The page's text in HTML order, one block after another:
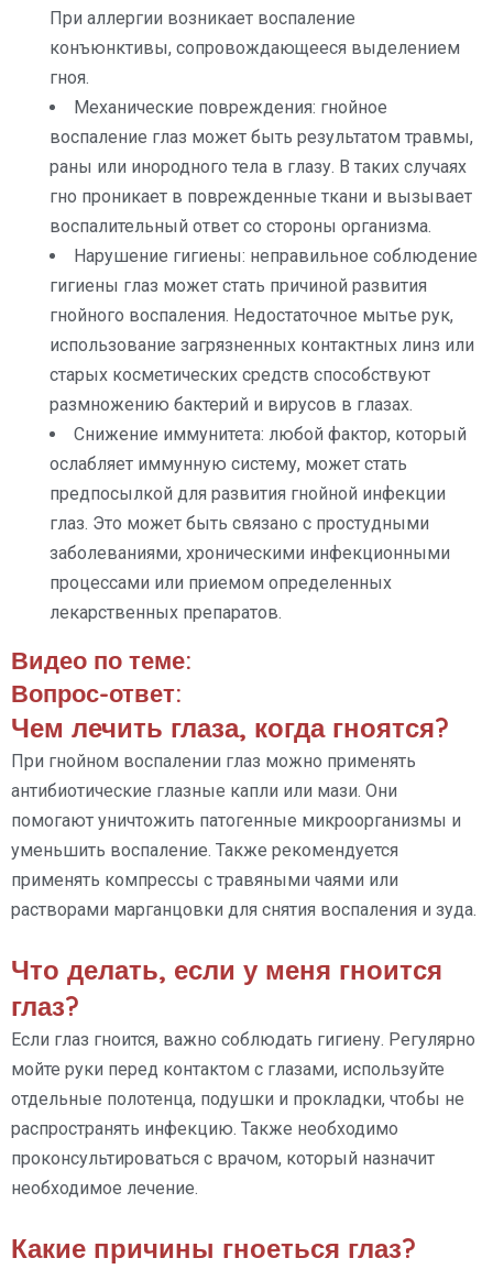
При аллергии возникает воспаление
конъюнктивы, сопровождающееся выделением
гноя.
Механические повреждения: гнойное
воспаление глаз может быть результатом травмы,
раны или инородного тела в глазу. В таких случаях
гно проникает в поврежденные ткани и вызывает
воспалительный ответ со стороны организма.
Нарушение гигиены: неправильное соблюдение
гигиены глаз может стать причиной развития
гнойного воспаления. Недостаточное мытье рук,
использование загрязненных контактных линз или
старых косметических средств способствуют
размножению бактерий и вирусов в глазах.
Снижение иммунитета: любой фактор, который
ослабляет иммунную систему, может стать
предпосылкой для развития гнойной инфекции
глаз. Это может быть связано с простудными
заболеваниями, хроническими инфекционными
процессами или приемом определенных
лекарственных препаратов.
Видео по теме:
Вопрос-ответ:
Чем лечить глаза, когда гноятся?
При гнойном воспалении глаз можно применять
антибиотические глазные капли или мази. Они
помогают уничтожить патогенные микроорганизмы и
уменьшить воспаление. Также рекомендуется
применять компрессы с травяными чаями или
растворами марганцовки для снятия воспаления и зуда.
Что делать, если у меня гноится
глаз?
Если глаз гноится, важно соблюдать гигиену. Регулярно
мойте руки перед контактом с глазами, используйте
отдельные полотенца, подушки и прокладки, чтобы не
распространять инфекцию. Также необходимо
проконсультироваться с врачом, который назначит
необходимое лечение.
Какие причины гноеться глаз?